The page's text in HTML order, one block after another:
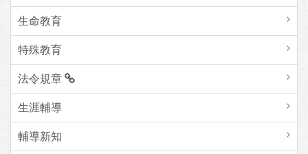
生命教育
特殊教育
法令規章
生涯輔導
輔導新知